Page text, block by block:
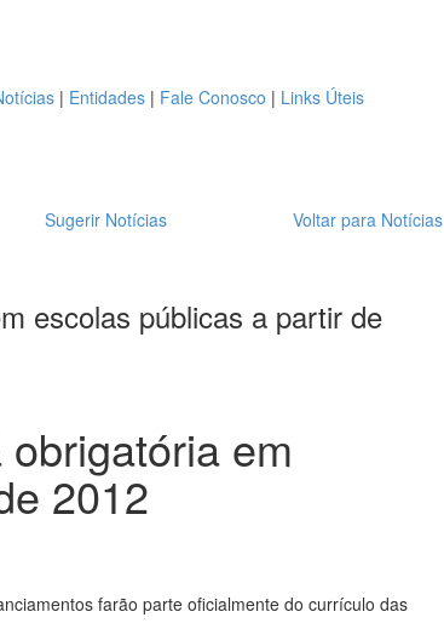
| Entidades | Fale Conosco | Links Úteis
Sugerir Notícias Voltar para Notícias
escolas públicas a partir de
em
2012
farão parte oficialmente do currículo das